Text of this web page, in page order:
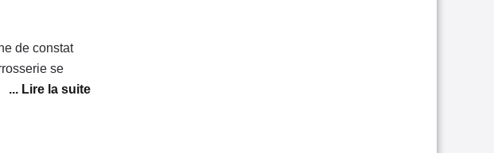
de constat
se
litres Des que